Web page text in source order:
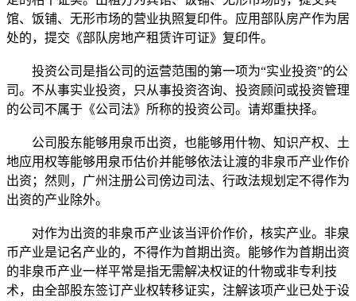
馆、饭铺、无形市场的营业执照复印件。应用部队房产作为居
处的，提交《部队房地产租赁许可证》复印件。
投资公司是指公司的运营范围的第一项为“实业投资”的公
司。不从事实业投资，只从事投资咨询、投资顾问或投资管理
的公司不属于《公司法》所称的投资公司。请郑重抉择。
公司股东能够用泉币出资，也能够用什物、知识产权、土
地应用权等能够用泉币估价并能够依法让渡的非泉币产业作价
出资；然则，广州注册公司傍边司法、行政法规划定不得作为
出资的产业除外。
对作为出资的非泉币产业该当评价作价，核实产业。非泉
币产业是记名产业的，不得作为首期出资。能够作为首期出资
的非泉币产业一样平常是指无需解决权证的什物或非专利技
术，由全部股东签订产业权转移证实，注解该项产业已处于设